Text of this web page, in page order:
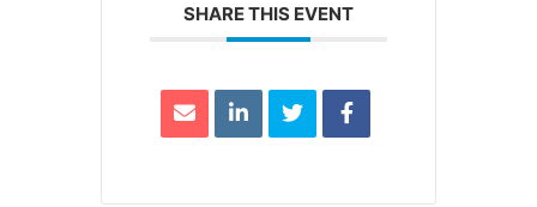
SHARE THIS EVENT